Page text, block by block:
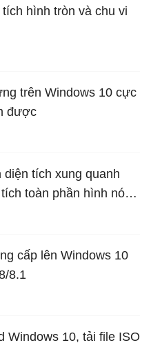
hình tròn và chu vi
trên Windows 10 cực
được
tích xung quanh
toàn phần hình nón,
V nón
cấp lên Windows 10
8.1
Windows 10, tải file ISO